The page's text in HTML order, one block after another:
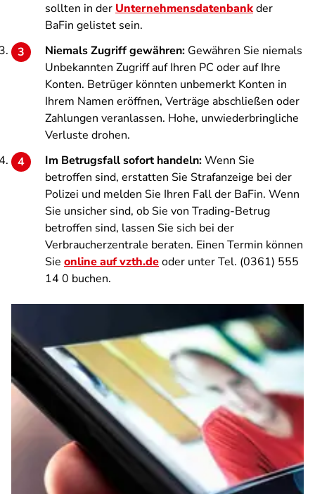
sollten in der Unternehmensdatenbankder
BaFin gelistet sein.
Niemals Zugriff gewähren: Gewähren Sie niemals
Unbekannten Zugriff auf Ihren PC oder auf Ihre
Konten. Betrüger könnten unbemerkt Konten in
Ihrem Namen eröffnen, Verträge abschließen oder
Zahlungen veranlassen. Hohe, unwiederbringliche
Verluste drohen.
Im Betrugsfall sofort handeln:Wenn Sie
betroffen sind, erstatten Sie Strafanzeige bei der
Polizei und melden Sie Ihren Fall der BaFin. Wenn
Sie unsicher sind, ob Sie von Trading-Betrug
betroffen sind, lassen Sie sich bei der
Verbraucherzentrale beraten. Einen Termin können
Sie online auf vzth.deoder unter Tel. (0361) 555
14 0 buchen.